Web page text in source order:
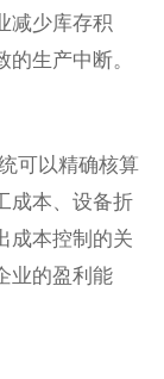
减少库存积
生产中断。
可以精确核算
成本、设备折
成本控制的关
业的盈利能